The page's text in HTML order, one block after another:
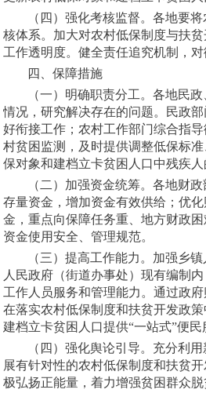
（四）强化考核监督。各地要
核体系。加大对农村低保制度与扶
工作透明度。健全责任追究机制，
四、保障措施
（一）明确职责分工。各地民
情况，研究解决存在的问题。民政
好衔接工作；农村工作部门综合指
村贫困监测，及时提供调整低保标
保对象和建档立卡贫困人口中残疾人
（二）加强资金统筹。各地财
存量资金，增加资金有效供给；优
金，重点向保障任务重、地方财政
资金使用安全、管理规范。
（三）提高工作能力。加强乡
人民政府（街道办事处）现有编制
工作人员服务和管理能力。通过政
在落实农村低保制度和扶贫开发政
建档立卡贫困人口提供“一站式”便民
（四）强化舆论引导。充分利
展有针对性的农村低保制度和扶贫
极弘扬正能量，着力增强贫困群众